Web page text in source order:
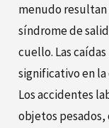
menudo resultan
síndrome de
cuello. Las
significativo en la
Los accidentes
objetos